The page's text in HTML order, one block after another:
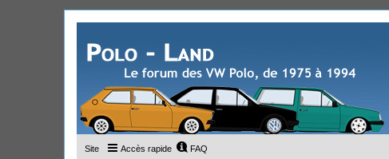
Site Accès rapide FAQ